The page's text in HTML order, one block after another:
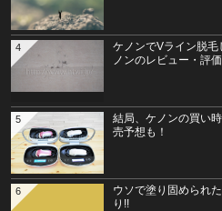
ケノンでVライン脱
ノンのレビュー・評価
4
結局、ケノンの買い
売予想も！
5
ウソで塗り固められ
り!!
6